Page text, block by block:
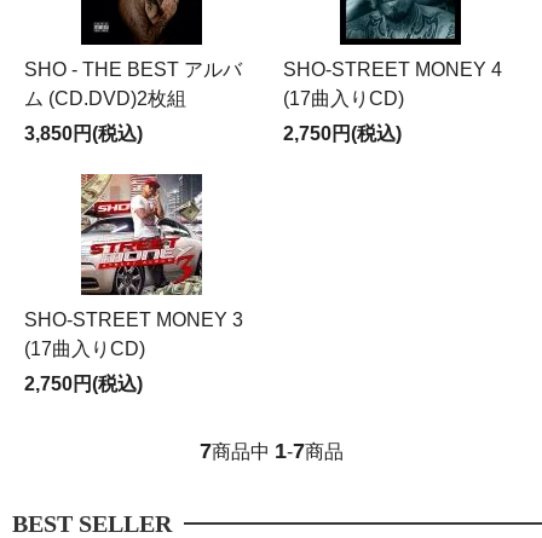
SHO - THE BEST アルバ
ム (CD.DVD)2枚組
3,850円(税込)
SHO-STREET MONEY 4
(17曲入りCD)
2,750円(税込)
SHO-STREET MONEY 3
(17曲入りCD)
2,750円(税込)
7商品中 1-7商品
BEST SELLER